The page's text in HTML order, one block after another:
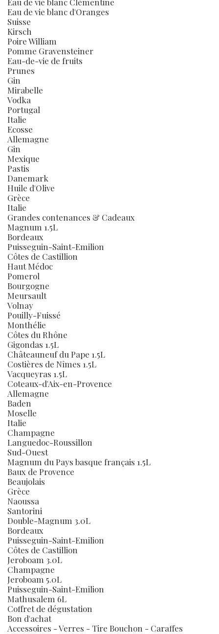
Eau de vie blanc d'Oranges
Suisse
Kirsch
Poire William
Pomme Gravensteiner
Eau-de-vie de fruits
Prunes
Gin
Mirabelle
Vodka
Portugal
Italie
Ecosse
Allemagne
Gin
Mexique
Pastis
Danemark
Huile d'Olive
Grèce
Italie
Grandes contenances & Cadeaux
Magnum 1.5L
Bordeaux
Puisseguin-Saint-Emilion
Côtes de Castillion
Haut Médoc
Pomerol
Bourgogne
Meursault
Volnay
Pouilly-Fuissé
Monthélie
Côtes du Rhône
Gigondas 1.5L
Châteauneuf du Pape 1.5L
Costières de Nîmes 1.5L
Vacqueyras 1.5L
Coteaux-d'Aix-en-Provence
Allemagne
Baden
Moselle
Italie
Champagne
Languedoc-Roussillon
Sud-Ouest
Magnum du Pays basque français 1.5L
Baux de Provence
Beaujolais
Grèce
Naoussa
Santorini
Double-Magnum 3.0L
Bordeaux
Puisseguin-Saint-Emilion
Côtes de Castillion
Jeroboam 3.0L
Champagne
Jeroboam 5.0L
Puisseguin-Saint-Emilion
Mathusalem 6L
Coffret de dégustation
Bon d'achat
Accessoires - Verres - Tire Bouchon - Caraffes